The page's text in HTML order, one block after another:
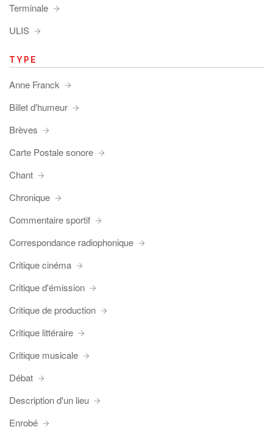
Terminale
ULIS
TYPE
Anne Franck
Billet d'humeur
Brèves
Carte Postale sonore
Chant
Chronique
Commentaire sportif
Correspondance radiophonique
Critique cinéma
Critique d'émission
Critique de production
Critique littéraire
Critique musicale
Débat
Description d'un lieu
Enrobé